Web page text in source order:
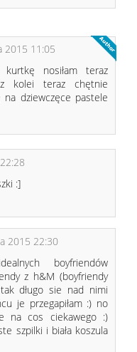
2015 11:05
kurtkę nosiłam teraz
kolei teraz chętnie
na dziewczęce pastele
:]
2015 22:30
boyfriendów
z h&M (boyfriendy
długo sie nad nimi
je przegapiłam :) no
na cos ciekawego :)
szpilki i biała koszula